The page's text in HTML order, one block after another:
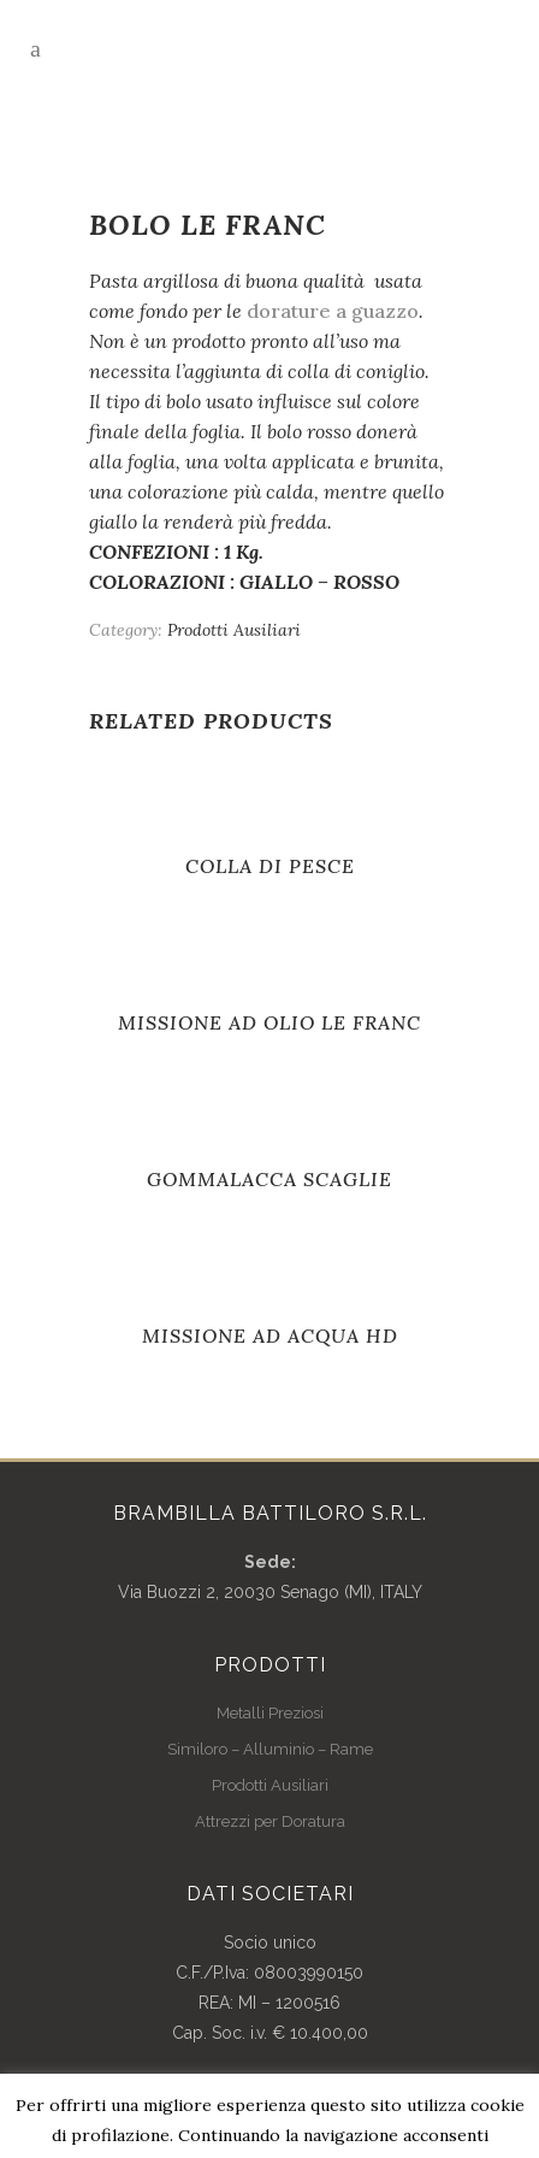
BOLO LE FRANC
Pasta argillosa di buona qualità usata
come fondo per le dorature a guazzo.
Non è un prodotto pronto all’uso ma
necessita l’aggiunta di colla di coniglio.
Il tipo di bolo usato influisce sul colore
finale della foglia. Il bolo rosso donerà
alla foglia, una volta applicata e brunita,
una colorazione più calda, mentre quello
giallo la renderà più fredda.
CONFEZIONI : 1 Kg.
COLORAZIONI : GIALLO – ROSSO
Category: Prodotti Ausiliari
RELATED PRODUCTS
COLLA DI PESCE
MISSIONE AD OLIO LE FRANC
GOMMALACCA SCAGLIE
MISSIONE AD ACQUA HD
BRAMBILLA BATTILORO S.R.L.
Sede:
Via Buozzi 2, 20030 Senago (MI), ITALY
PRODOTTI
Metalli Preziosi
Similoro – Alluminio – Rame
Prodotti Ausiliari
Attrezzi per Doratura
DATI SOCIETARI
Socio unico
C.F./P.Iva: 08003990150
REA: MI – 1200516
Cap. Soc. i.v. € 10.400,00
© Copyright 2018 | All Rights Reserved | Credits ByPdr
Per offrirti una migliore esperienza questo sito utilizza cookie
di profilazione. Continuando la navigazione acconsenti